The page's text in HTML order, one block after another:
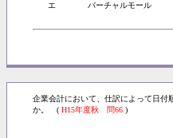
エ バーチャルモール
企業会計において、仕訳によって日付
か。 ( H15年度秋 問66 )